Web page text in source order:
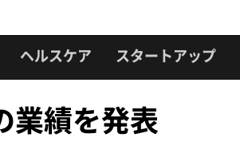
ヘルスケア スタートアップ
業績を発表